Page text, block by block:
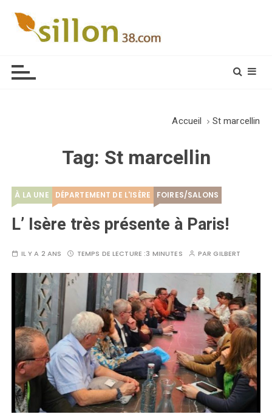
Accueil St marcellin
Tag: St marcellin
À LA UNE DÉPARTEMENT DE L'ISÈRE FOIRES/SALONS
L’ Isère très présente à Paris!
IL Y A 2 ANS TEMPS DE LECTURE :3 MINUTES PARGILBERT